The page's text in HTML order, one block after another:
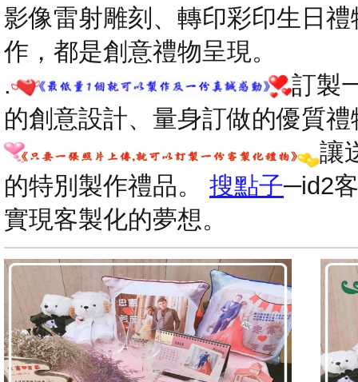
影像雷射雕刻、轉印彩印生日禮
作，都是創意禮物呈現。
.
訂製
的創意設計、量身訂做的優質禮
讓
的特別製作禮品。 搜點子─id2
實現客製化的夢想。